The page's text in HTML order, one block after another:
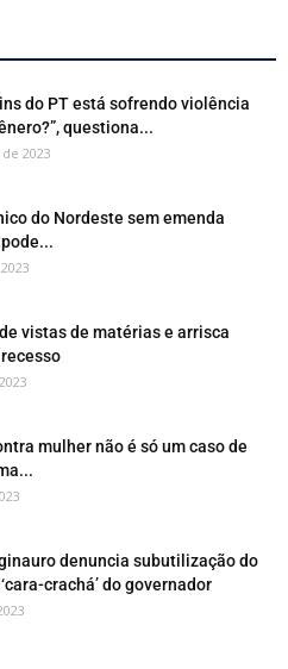
do PT está sofrendo violência
questiona...
2023
do Nordeste sem emenda
vistas de matérias e arrisca
mulher não é só um caso de
denuncia subutilização do
crachá’ do governador